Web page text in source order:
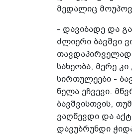
მედალიც
- დავიბადე და
ძლიერი ბავშვი
თავდაპირველად
სახეობა, მერე
სირთულეები -
ნელა ეჩვევი.
ბავშვისთვის,
ვაღწევდი და
დავუბრუნდი